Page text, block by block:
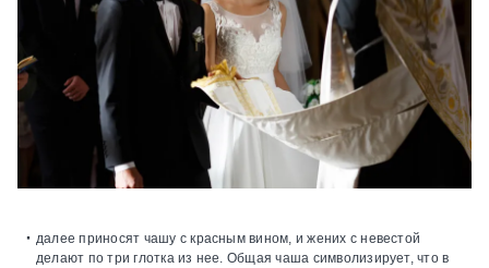
далее приносят чашу с красным вином, и жених с невестой
делают по три глотка из нее. Общая чаша символизирует, что в